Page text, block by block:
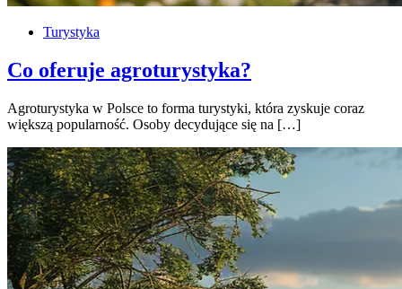
Turystyka
Co oferuje agroturystyka?
Agroturystyka w Polsce to forma turystyki, która zyskuje coraz
większą popularność. Osoby decydujące się na […]